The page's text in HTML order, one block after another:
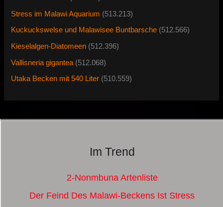
Stress im Malawi Aquarium (513.213)
Kuckuckswelse und Malawisee Buntbarsche (512.566)
Kieselalgen-Diatomeen (512.396)
Vallisneria gigantea (512.068)
Utaka Becken mit 540 Liter (510.559)
Im Trend
2-Nonmbuna Artenliste
Der Feind Des Malawi-Beckens Ist Stress